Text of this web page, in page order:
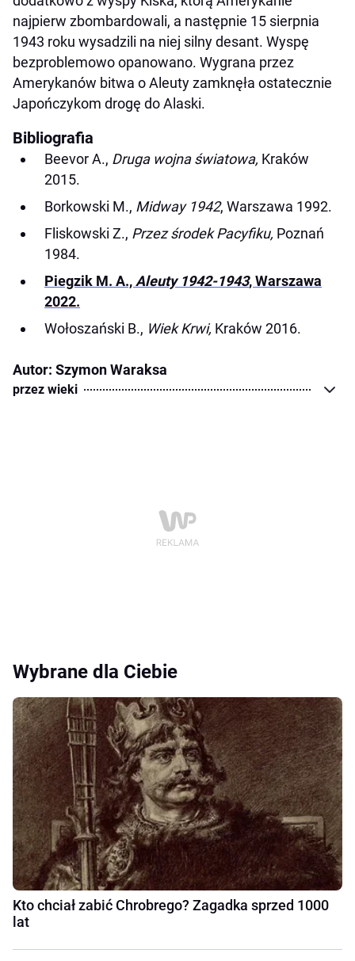
najpierw zbombardowali, a następnie 15 sierpnia
1943 roku wysadzili na niej silny desant. Wyspę
bezproblemowo opanowano. Wygrana przez
Amerykanów bitwa o Aleuty zamknęła ostatecznie
Japończykom drogę do Alaski.
Bibliografia
Beevor A., Druga wojna światowa, Kraków
2015.
Borkowski M., Midway 1942, Warszawa 1992.
Fliskowski Z., Przez środek Pacyfiku, Poznań
1984.
Piegzik M. A., Aleuty 1942-1943, Warszawa
2022.
Wołoszański B., Wiek Krwi, Kraków 2016.
Autor: Szymon Waraksa
przez wieki
Wybrane dla Ciebie
Kto chciał zabić Chrobrego? Zagadka sprzed 1000
lat